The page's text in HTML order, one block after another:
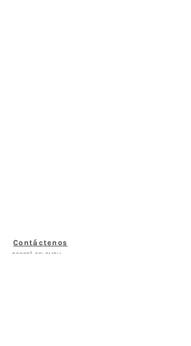
Contáctenos
BOGOTÁ-COLOMBIA